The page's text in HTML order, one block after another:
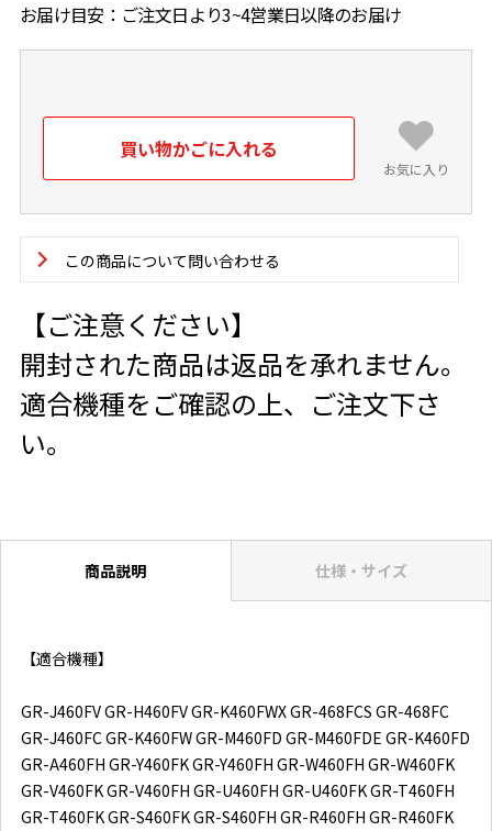
お届け目安：ご注文日より3~4営業日以降のお届け
お気に入り
この商品について問い合わせる
【ご注意ください】
開封された商品は返品を承れません。
適合機種をご確認の上、ご注文下さ
い。
商品説明 仕様・サイズ
【適合機種】
GR-J460FV GR-H460FV GR-K460FWX GR-468FCS GR-468FC
GR-J460FC GR-K460FW GR-M460FD GR-M460FDE GR-K460FD
GR-A460FH GR-Y460FK GR-Y460FH GR-W460FH GR-W460FK
GR-V460FK GR-V460FH GR-U460FH GR-U460FK GR-T460FH
GR-T460FK GR-S460FK GR-S460FH GR-R460FH GR-R460FK